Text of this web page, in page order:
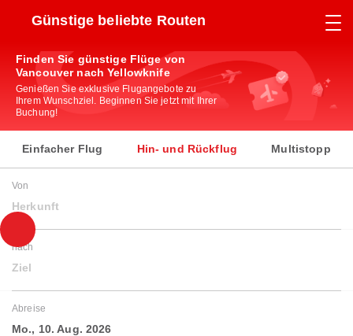
Günstige beliebte Routen
Finden Sie günstige Flüge von
Vancouver nach Yellowknife
Genießen Sie exklusive Flugangebote zu
Ihrem Wunschziel. Beginnen Sie jetzt mit Ihrer
Buchung!
Einfacher Flug Hin- und Rückflug Multistopp
Von
Herkunft
nach
Ziel
Abreise
Mo., 10. Aug. 2026